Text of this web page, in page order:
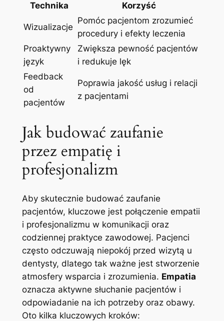
Technika Korzyść
Wizualizacje
Pomóc pacjentom zrozumieć
procedury i efekty leczenia
Proaktywny
język
Zwiększa pewność pacjentów
i redukuje lęk
Feedback
od
pacjentów
Poprawia jakość usług i relacji
z pacjentami
Jak budować zaufanie
przez empatię i
profesjonalizm
Aby skutecznie budować zaufanie
pacjentów, kluczowe jest połączenie empatii
i profesjonalizmu w komunikacji oraz
codziennej praktyce zawodowej. Pacjenci
często odczuwają niepokój przed wizytą u
dentysty, dlatego tak ważne jest stworzenie
atmosfery wsparcia i zrozumienia. Empatia
oznacza aktywne słuchanie pacjentów i
odpowiadanie na ich potrzeby oraz obawy.
Oto kilka kluczowych kroków: